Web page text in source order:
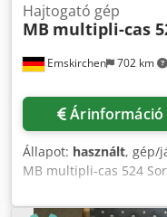
Emskirchen 702 km
Hajtogató gép
MB multipli-cas
Árinformáció
Állapot: használt, gép/
MB multipli-cas 524
Skype-videóval
gépek raktáron